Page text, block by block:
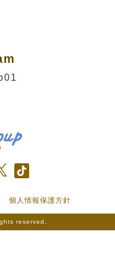
個人情報保護方針
reserved.